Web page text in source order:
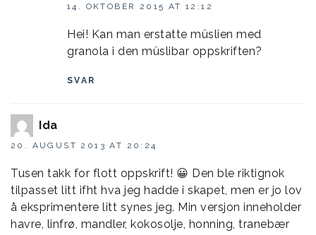
14. OKTOBER 2015 AT 12:12
Hei! Kan man erstatte müslien med
granola i den müslibar oppskriften?
SVAR
Ida
20. AUGUST 2013 AT 20:24
Tusen takk for flott oppskrift! 😀 Den ble riktignok
tilpasset litt ifht hva jeg hadde i skapet, men er jo lov
å eksprimentere litt synes jeg. Min versjon inneholder
havre, linfrø, mandler, kokosolje, honning, tranebær